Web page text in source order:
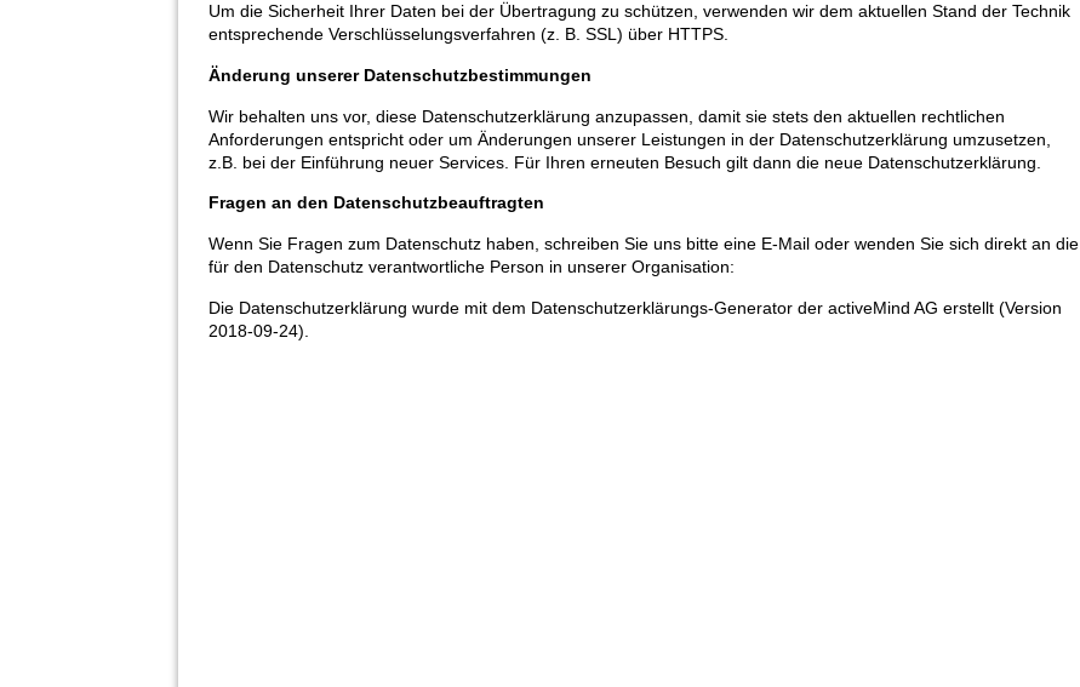
Um die Sicherheit Ihrer Daten bei der Übertragung zu schützen, verwenden wir dem aktuellen Stand der Technik
entsprechende Verschlüsselungsverfahren (z. B. SSL) über HTTPS.
Änderung unserer Datenschutzbestimmungen
Wir behalten uns vor, diese Datenschutzerklärung anzupassen, damit sie stets den aktuellen rechtlichen
Anforderungen entspricht oder um Änderungen unserer Leistungen in der Datenschutzerklärung umzusetzen,
z.B. bei der Einführung neuer Services. Für Ihren erneuten Besuch gilt dann die neue Datenschutzerklärung.
Fragen an den Datenschutzbeauftragten
Wenn Sie Fragen zum Datenschutz haben, schreiben Sie uns bitte eine E-Mail oder wenden Sie sich direkt an die
für den Datenschutz verantwortliche Person in unserer Organisation:
Die Datenschutzerklärung wurde mit dem Datenschutzerklärungs-Generator der activeMind AG erstellt (Version
2018-09-24).